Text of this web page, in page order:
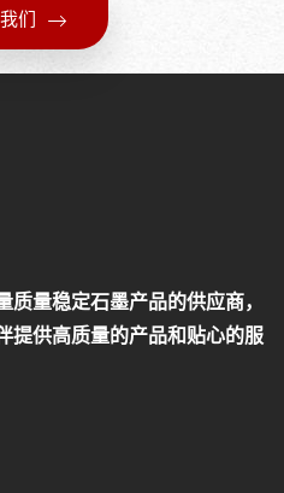
们
量稳定石墨产品的供应商，
提供高质量的产品和贴心的服